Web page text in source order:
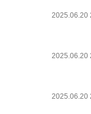
2025.06.20
2025.06.20
2025.06.20